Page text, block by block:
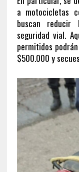
a motocicletas
buscan
seguridad vial.
permitidos
$500.000 y